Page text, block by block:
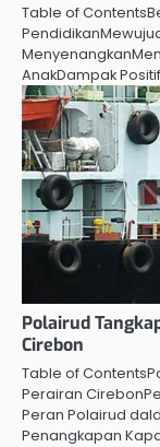
Table of
AnakDampak
Polairud
Cirebon
Table of
Perairan
Peran Polairud
Penangkapan